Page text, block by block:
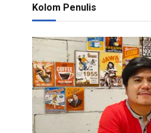
Kolom Penulis